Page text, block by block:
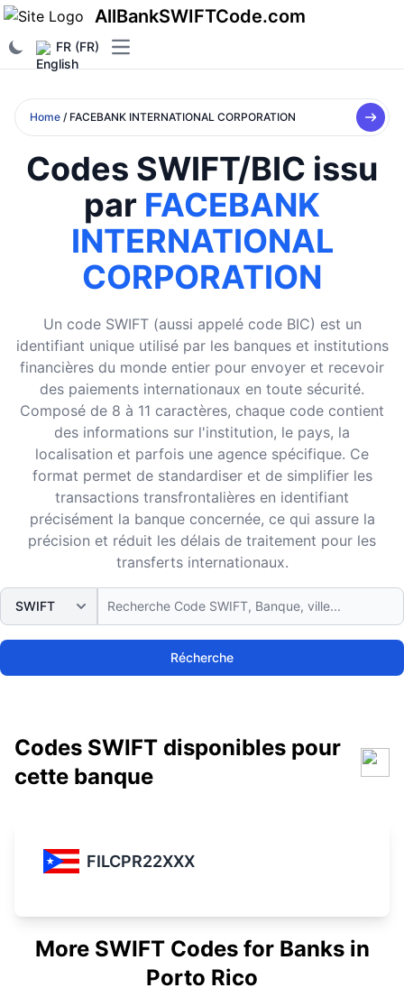
AllBankSWIFTCode.com
FR (FR) Open main menu
Home / FACEBANK INTERNATIONAL CORPORATION
Codes SWIFT/BIC issu
par FACEBANK
INTERNATIONAL
CORPORATION
Un code SWIFT (aussi appelé code BIC) est un
identifiant unique utilisé par les banques et institutions
financières du monde entier pour envoyer et recevoir
des paiements internationaux en toute sécurité.
Composé de 8 à 11 caractères, chaque code contient
des informations sur l'institution, le pays, la
localisation et parfois une agence spécifique. Ce
format permet de standardiser et de simplifier les
transactions transfrontalières en identifiant
précisément la banque concernée, ce qui assure la
précision et réduit les délais de traitement pour les
transferts internationaux.
Récherche
Codes SWIFT disponibles pour
cette banque
FILCPR22XXX
More SWIFT Codes for Banks in
Porto Rico